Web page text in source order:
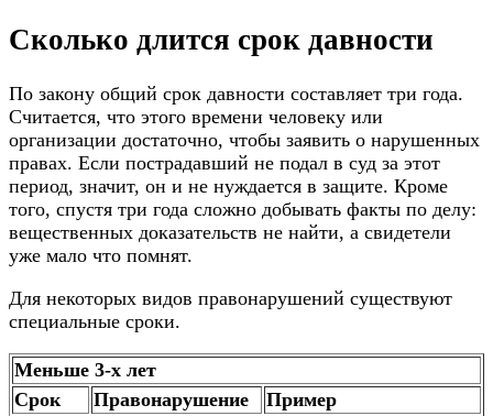
Сколько длится срок давности
По закону общий срок давности составляет три года.
Считается, что этого времени человеку или
организации достаточно, чтобы заявить о нарушенных
правах. Если пострадавший не подал в суд за этот
период, значит, он и не нуждается в защите. Кроме
того, спустя три года сложно добывать факты по делу:
вещественных доказательств не найти, а свидетели
уже мало что помнят.
Для некоторых видов правонарушений существуют
специальные сроки.
Меньше 3-х лет
Срок
Правонарушение Пример